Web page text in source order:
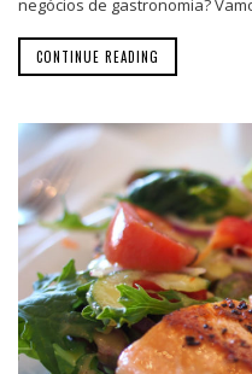
negócios de gastronomia?
CONTINUE READING